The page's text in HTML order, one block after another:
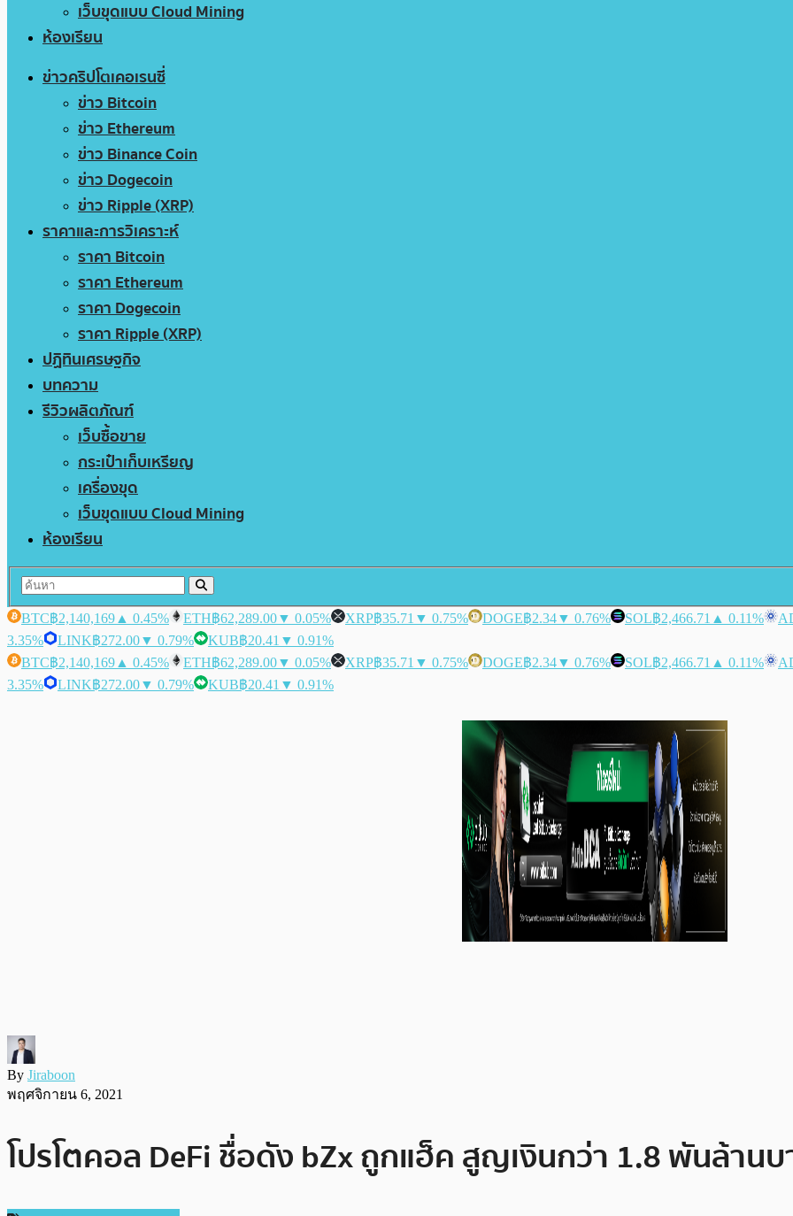
เว็บขุดแบบ Cloud Mining
ห้องเรียน
ข่าวคริปโตเคอเรนซี่
ข่าว Bitcoin
ข่าว Ethereum
ข่าว Binance Coin
ข่าว Dogecoin
ข่าว Ripple (XRP)
ราคาและการวิเคราะห์
ราคา Bitcoin
ราคา Ethereum
ราคา Dogecoin
ราคา Ripple (XRP)
ปฏิทินเศรษฐกิจ
บทความ
รีวิวผลิตภัณฑ์
เว็บซื้อขาย
กระเป๋าเก็บเหรียญ
เครื่องขุด
เว็บขุดแบบ Cloud Mining
ห้องเรียน
BTC฿2,140,169 ▲ 0.45% ETH฿62,289.00▼ 0.05% XRP฿35.71 ▼ 0.75% DOGE฿2.34▼ 0.76% SOL฿2,466.71 ▲ 0.11%
3.35%
LINK฿272.00▼ 0.79% KUB฿20.41 ▼ 0.91%
BTC฿2,140,169 ▲ 0.45% ETH฿62,289.00▼ 0.05% XRP฿35.71 ▼ 0.75% DOGE฿2.34▼ 0.76% SOL฿2,466.71 ▲ 0.11%
3.35%
LINK฿272.00▼ 0.79% KUB฿20.41 ▼ 0.91%
By Jiraboon
พฤศจิกายน 6, 2021
โปรโตคอล DeFi ชื่อดัง bZx ถูกแฮ็ค สูญเงินกว่า 1.8 พันล้าน